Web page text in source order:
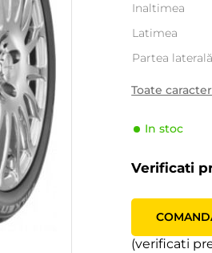
Inaltimea
Latimea
Partea
Tara
Tipul de vehicul
Toate
In stoc
Verificati
(verificati